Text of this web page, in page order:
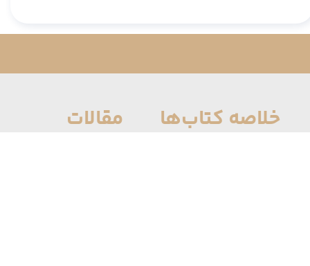
خلاصه کتاب‌ها مقالات